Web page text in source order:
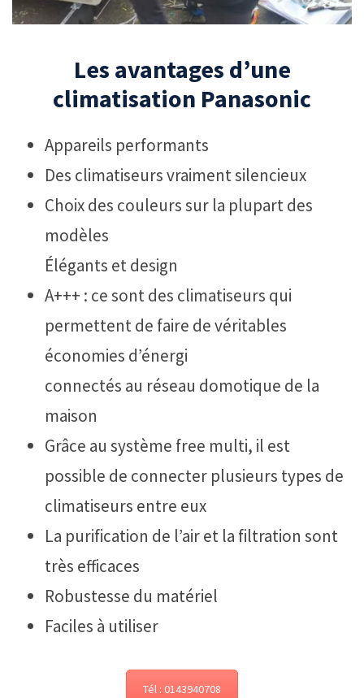
Les avantages d’une
climatisation Panasonic
Appareils performants
Des climatiseurs vraiment silencieux
Choix des couleurs sur la plupart des
modèles
Élégants et design
A+++ : ce sont des climatiseurs qui
permettent de faire de véritables
économies d’énergi
connectés au réseau domotique de la
maison
Grâce au système free multi, il est
possible de connecter plusieurs types de
climatiseurs entre eux
La purification de l’air et la filtration sont
très efficaces
Robustesse du matériel
Faciles à utiliser
Tél : 0143940708